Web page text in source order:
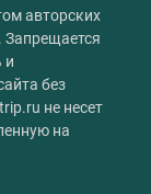
авторских
и
без
не несет
на